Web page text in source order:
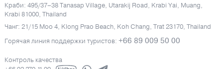
Краби: 495/37–38 Tanasap Village, Utarakij Road, Krabi Yai, Muang,
Krabi 81000, Thailand
Чанг: 21/15 Moo 4, Klong Prao Beach, Koh Chang, Trat 23170, Thailand
Горячая линия поддержки туристов: +66 89 009 50 00
Контроль качества